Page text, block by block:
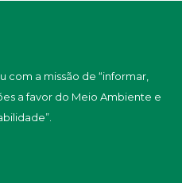
com a missão de “informar,
a favor do Meio Ambiente e